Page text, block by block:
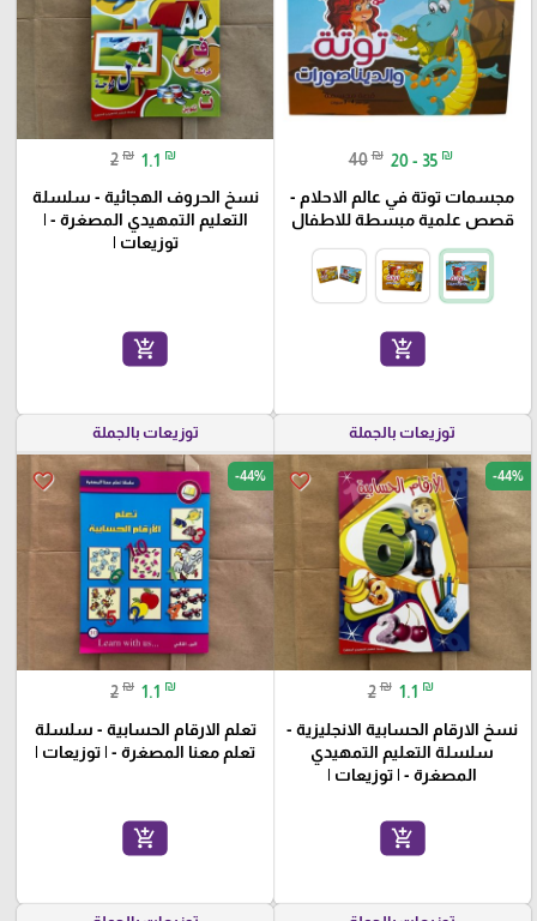
40 ₪ 20 - 35 ₪
مجسمات توتة في عالم الاحلام -
قصص علمية مبسطة للاطفال
add_shopping_cart
2 ₪ 1.1 ₪
نسخ الحروف الهجائية - سلسلة
التعليم التمهيدي المصغرة - |
توزيعات |
add_shopping_cart
توزيعات بالجملة
favorite_border -44%
2 ₪ 1.1 ₪
نسخ الارقام الحسابية الانجليزية -
سلسلة التعليم التمهيدي
المصغرة - | توزيعات |
add_shopping_cart
توزيعات بالجملة
favorite_border -44%
2 ₪ 1.1 ₪
تعلم الارقام الحسابية - سلسلة
تعلم معنا المصغرة - | توزيعات |
add_shopping_cart